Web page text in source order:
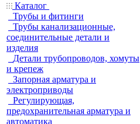
Каталог
Трубы и фитинги
Трубы канализационные,
соединительные детали и
изделия
Детали трубопроводов, хомуты
и крепеж
Запорная арматура и
электроприводы
Регулирующая,
предохранительная арматура и
автоматика